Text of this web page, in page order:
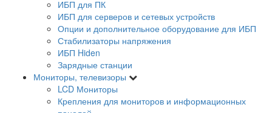
ИБП для ПК
ИБП для серверов и сетевых устройств
Опции и дополнительное оборудование для ИБП
Стабилизаторы напряжения
ИБП Hiden
Зарядные станции
Мониторы, телевизоры
LCD Мониторы
Крепления для мониторов и информационных